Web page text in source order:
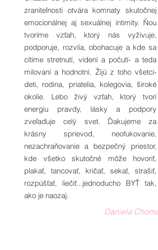
zraniteľnosti otvára komnaty skutočnej
emocionálnej aj sexuálnej intimity. Ňou
tvoríme vzťah, ktorý nás vyživuje,
podporuje, rozvíía, obohacuje a kde sa
cítime stretnutí, videní a počutí- a teda
milovaní a hodnotní. Žijú z toho všetci-
deti, rodina, priatelia, kolegovia, široké
okolie. Lebo živý vzťah, ktorý tvorí
energiu pravdy, lásky a podpory
zveľaďuje celý svet. Ďakujeme za
krásny sprievod, neofukovanie,
nezachraňovanie a bezpečný priestor,
kde všetko skutočné môže hovoriť,
plakať, tancovať, kričať, sekať, strašiť,
rozpúšťať, liečiť...jednoducho BYŤ tak,
ako je naozaj.
Daniela Choma